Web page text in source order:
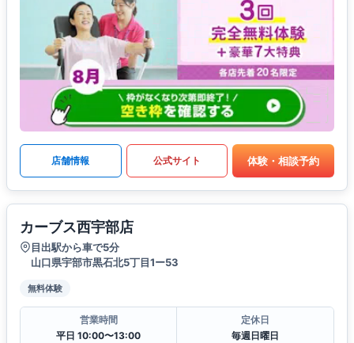
店舗情報 公式サイト 体験・相談予約
カーブス西宇部店
目出駅から車で5分
山口県宇部市黒石北5丁目1ー53
無料体験
営業時間
平日 10:00〜13:00
定休日
毎週日曜日